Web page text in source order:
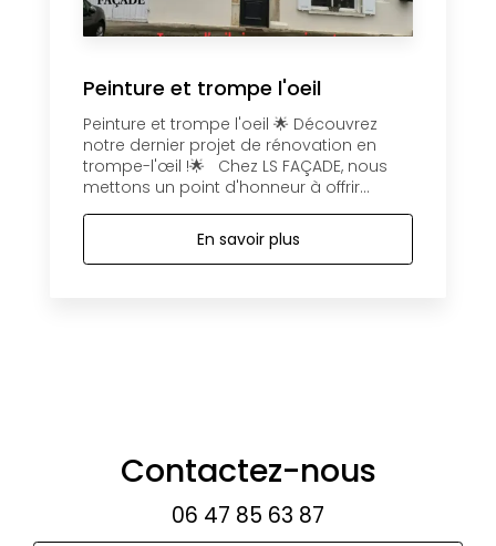
Peinture et trompe l'oeil
Peinture et trompe l'oeil 🌟 Découvrez
notre dernier projet de rénovation en
trompe-l'œil !🌟 Chez LS FAÇADE, nous
mettons un point d'honneur à offrir...
En savoir plus
Contactez-nous
06 47 85 63 87